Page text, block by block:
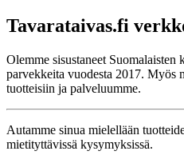
Tavarataivas.fi
Olemme sisustaneet
parvekkeita vuodesta 2017. Myös
tuotteisiin ja palveluumme.
Autamme sinua mielellään
mietityttävissä kysymyksissä.